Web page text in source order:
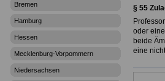
Bremen
Hamburg
Hessen
Mecklenburg-Vorpommern
Niedersachsen
§ 55
oder
beide
eine